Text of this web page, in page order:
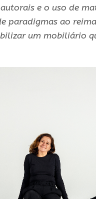
e o uso de
paradigmas ao
um mobiliário